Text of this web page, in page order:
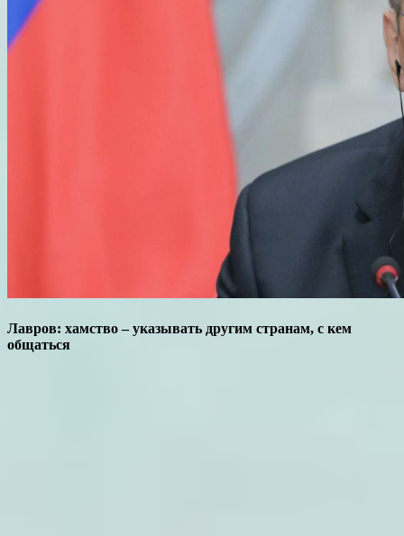
Лавров: хамство – указывать другим странам, с кем
общаться